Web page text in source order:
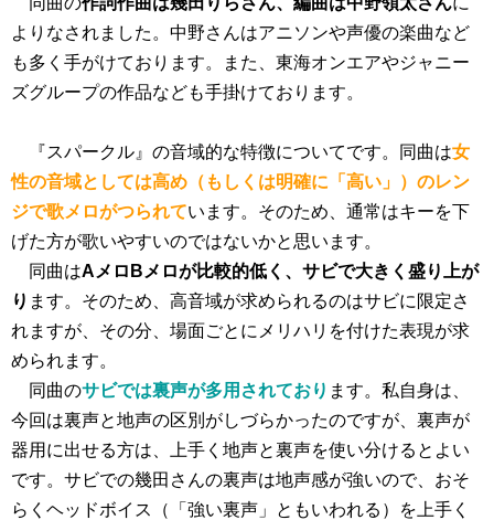
よりなされました。中野さんはアニソンや声優の楽曲など
も多く手がけております。また、東海オンエアやジャニー
ズグループの作品なども手掛けております。
『スパークル』の音域的な特徴についてです。同曲は女
性の音域としては高め（もしくは明確に「高い」）のレン
ジで歌メロがつられています。そのため、通常はキーを下
げた方が歌いやすいのではないかと思います。
同曲はAメロBメロが比較的低く、サビで大きく盛り上が
り ます。そのため、高音域が求められるのはサビに限定さ
れますが、その分、場面ごとにメリハリを付けた表現が求
められます。
同曲のサビでは裏声が多用されており ます。私自身は、
今回は裏声と地声の区別がしづらかったのですが、裏声が
器用に出せる方は、上手く地声と裏声を使い分けるとよい
です。サビでの幾田さんの裏声は地声感が強いので、おそ
らくヘッドボイス（「強い裏声」ともいわれる）を上手く